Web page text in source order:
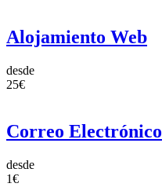
Alojamiento Web
desde
25€
Correo Electrónico
desde
1€